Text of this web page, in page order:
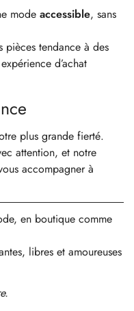
mode accessible, sans
tendance à des
d’achat
plus grande fierté.
attention, et notre
accompagner à
en boutique comme
libres et amoureuses